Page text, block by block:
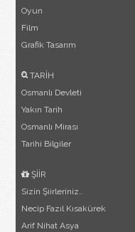
Oyun
Film
Grafik Tasarım
TARİH
Osmanlı Devleti
Yakın Tarih
Osmanlı Mirası
Tarihi Bilgiler
ŞİİR
Sizin Şiirleriniz..
Necip Fazıl Kısakürek
Arif Nihat Asya